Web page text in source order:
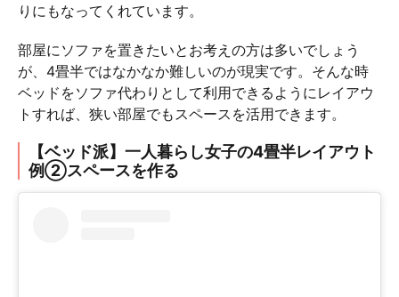
りにもなってくれています。
部屋にソファを置きたいとお考えの方は多いでしょう
が、4畳半ではなかなか難しいのが現実です。そんな時
ベッドをソファ代わりとして利用できるようにレイアウ
トすれば、狭い部屋でもスペースを活用できます。
【ベッド派】一人暮らし女子の4畳半レイアウト
例②スペースを作る